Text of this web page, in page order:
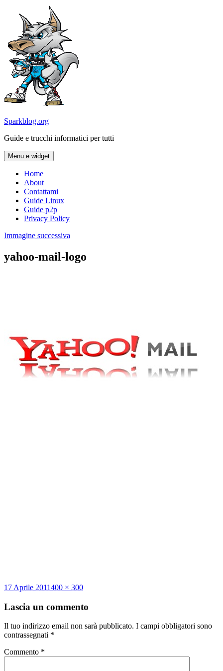
contenuto
Sparkblog.org
Guide e trucchi informatici per tutti
Menu e widget
Home
About
Contattami
Guide Linux
Guide p2p
Privacy Policy
Immagine successiva
yahoo-mail-logo
Scritto
17 Aprile 2011Dimensione
400 × 300
Lascia un commento
Il tuo indirizzo email non sarà pubblicato. I campi obbligatori sono
contrassegnati *
Commento *